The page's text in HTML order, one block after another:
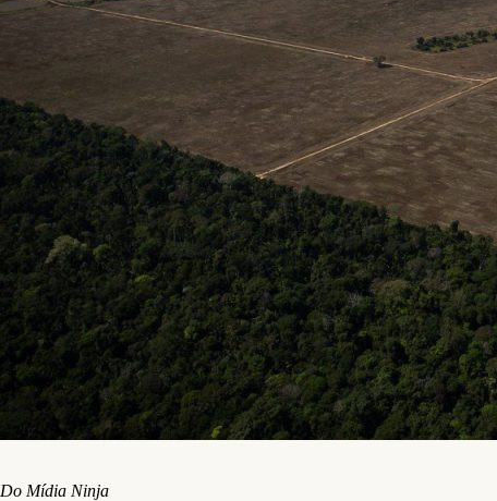
Do Mídia Ninja